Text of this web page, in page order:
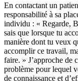
En contactant un
responsabilité à sa
individu : « Regarde,
sais que lorsque tu
manière dont tu veux
accomplir ce travail,
faire. » J’approche de
problème pour lequel
de connaissance et